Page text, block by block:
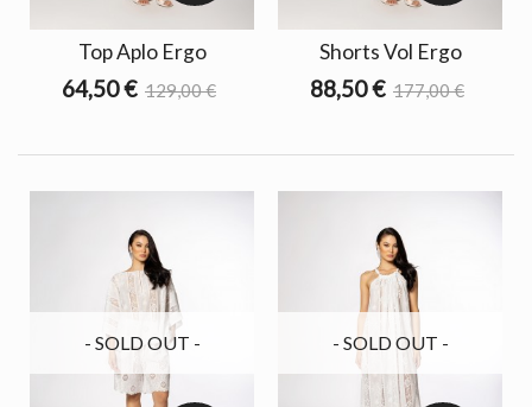
Top Aplo Ergo
64,50 € 129,00 €
Shorts Vol Ergo
88,50 € 177,00 €
- SOLD OUT - - SOLD OUT -